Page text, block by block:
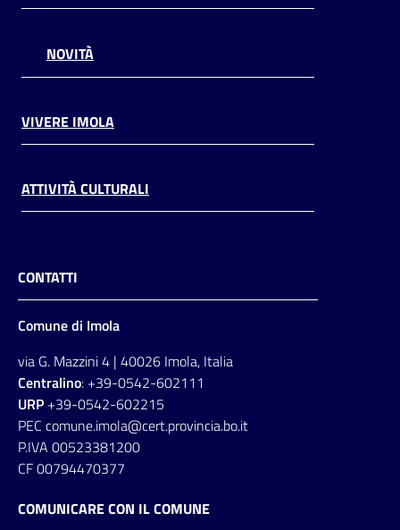
NOVITÀ
VIVERE IMOLA
ATTIVITÀ CULTURALI
CONTATTI
Comune di Imola
via G. Mazzini 4 | 40026 Imola, Italia
Centralino: +39-0542-602111
URP +39-0542-602215
PEC comune.imola@cert.provincia.bo.it
P.IVA 00523381200
CF 00794470377
COMUNICARE CON IL COMUNE